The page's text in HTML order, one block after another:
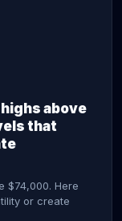
above
that
$74,000. Here
or create